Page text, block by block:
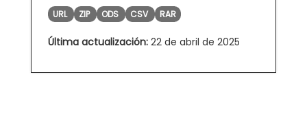
URL ZIP ODS CSV RAR
Última actualización: 22 de abril de 2025